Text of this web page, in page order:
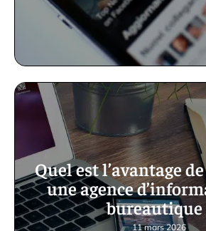
Quel est l’avantage
une agence
bureautique
11 mars 2026